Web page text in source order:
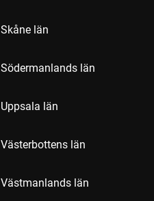
Skåne län
Södermanlands län
Uppsala län
Västerbottens län
Västmanlands län